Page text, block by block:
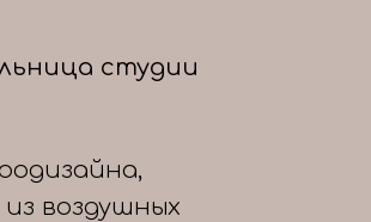
студии
воздушных